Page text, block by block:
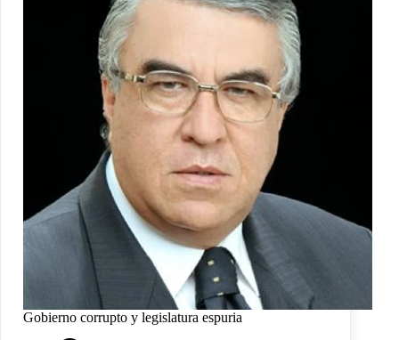
Gobierno corrupto y legislatura espuria